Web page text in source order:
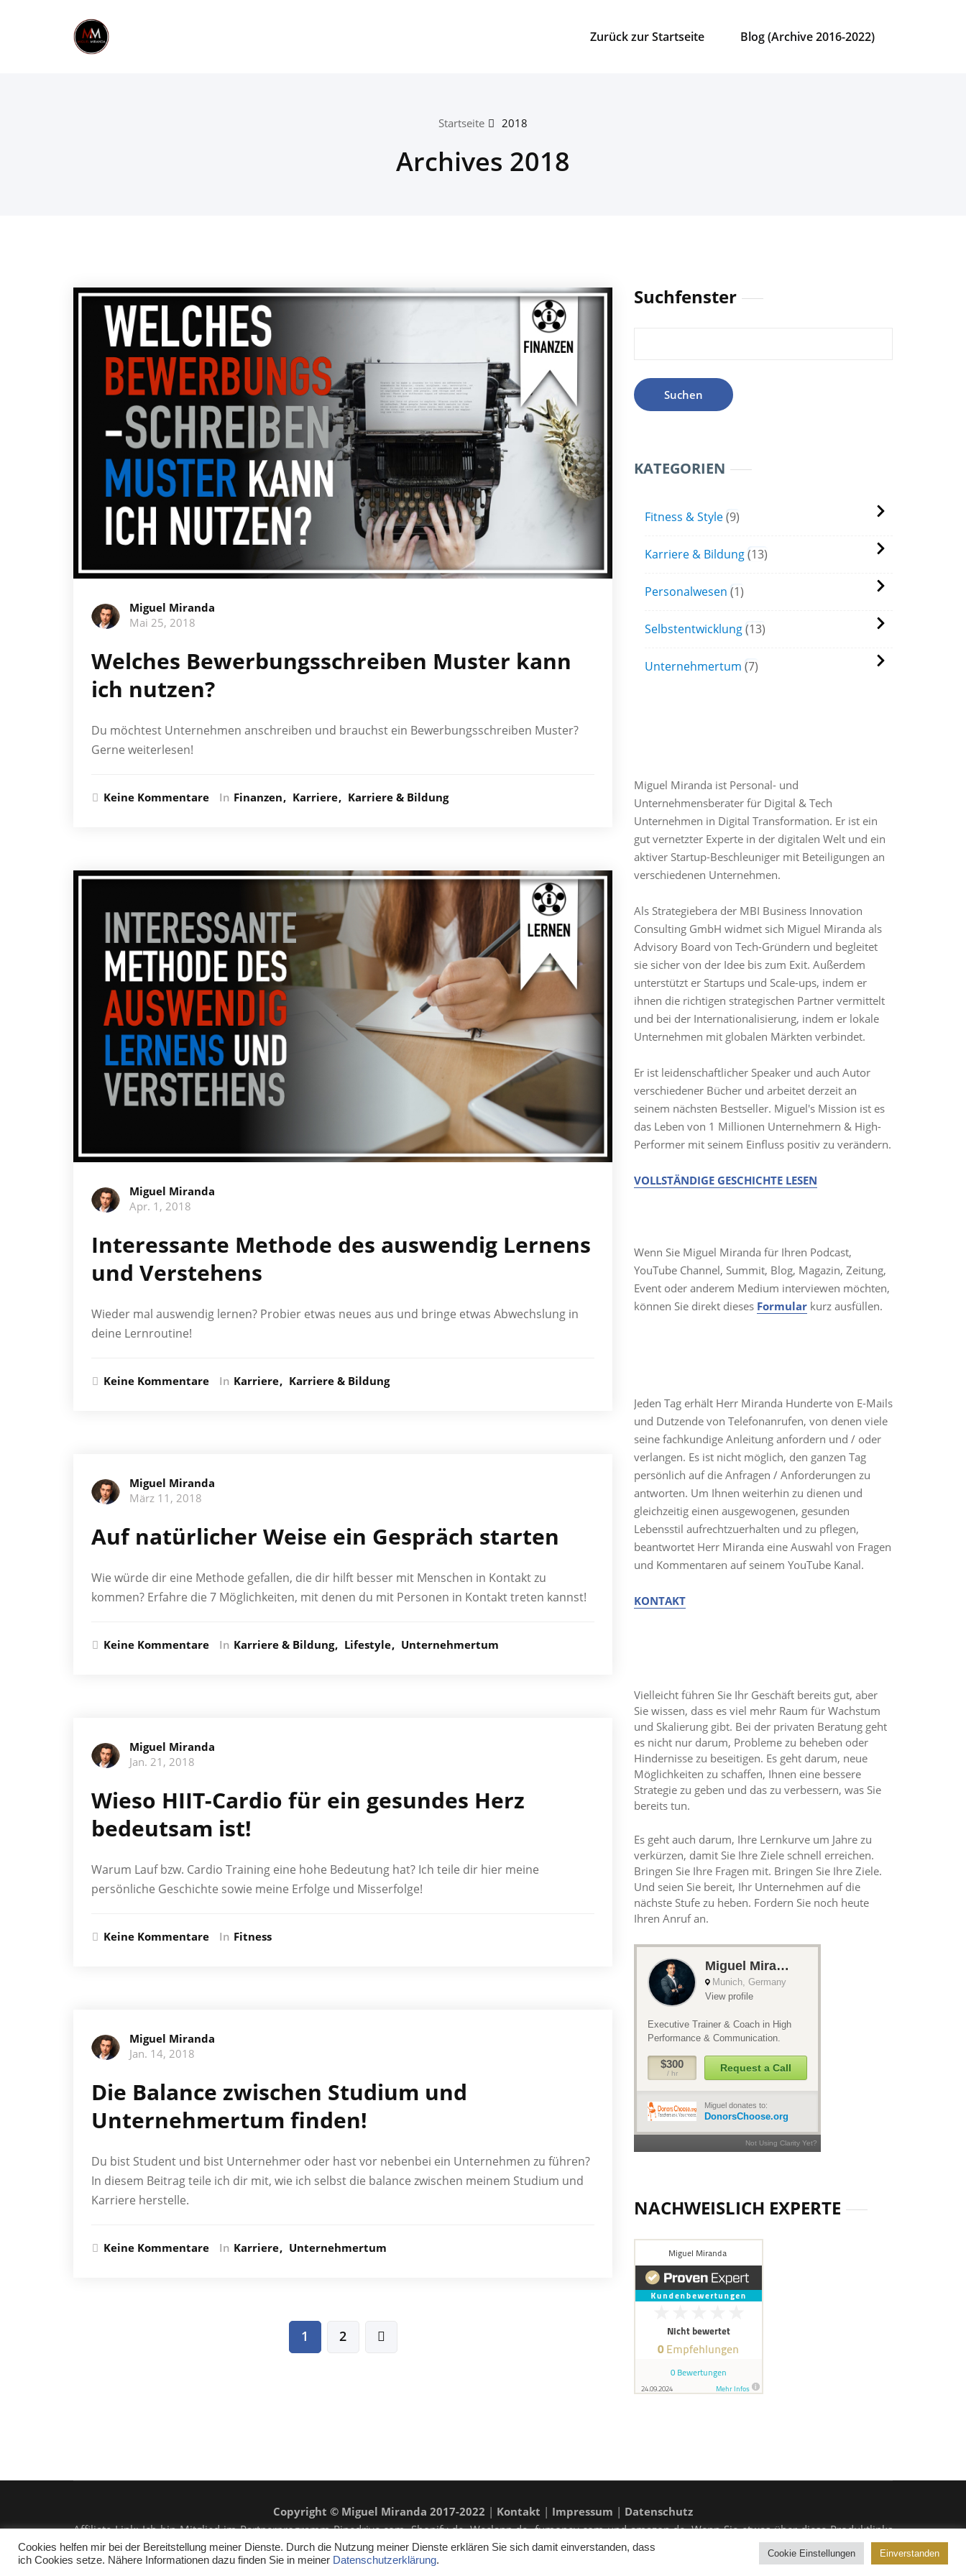
Zurück zur Startseite Blog (Archive 2016-2022)
Startseite 2018
Archives 2018
Miguel Miranda
Mai 25, 2018
Welches Bewerbungsschreiben Muster kann
ich nutzen?
Du möchtest Unternehmen anschreiben und brauchst ein Bewerbungsschreiben Muster?
Gerne weiterlesen!
Keine Kommentare In Finanzen Karriere Karriere & Bildung
Miguel Miranda
Apr. 1, 2018
Interessante Methode des auswendig Lernens
und Verstehens
Wieder mal auswendig lernen? Probier etwas neues aus und bringe etwas Abwechslung in
deine Lernroutine!
Keine Kommentare In Karriere Karriere & Bildung
Miguel Miranda
März 11, 2018
Auf natürlicher Weise ein Gespräch starten
Wie würde dir eine Methode gefallen, die dir hilft besser mit Menschen in Kontakt zu
kommen? Erfahre die 7 Möglichkeiten, mit denen du mit Personen in Kontakt treten kannst!
Keine Kommentare In Karriere & Bildung Lifestyle Unternehmertum
Miguel Miranda
Jan. 21, 2018
Wieso HIIT-Cardio für ein gesundes Herz
bedeutsam ist!
Warum Lauf bzw. Cardio Training eine hohe Bedeutung hat? Ich teile dir hier meine
persönliche Geschichte sowie meine Erfolge und Misserfolge!
Keine Kommentare In Fitness
Miguel Miranda
Jan. 14, 2018
Die Balance zwischen Studium und
Unternehmertum finden!
Du bist Student und bist Unternehmer oder hast vor nebenbei ein Unternehmen zu führen?
In diesem Beitrag teile ich dir mit, wie ich selbst die balance zwischen meinem Studium und
Karriere herstelle.
Keine Kommentare In Karriere Unternehmertum
1 2
Suchfenster
KATEGORIEN
Fitness & Style 9
Karriere & Bildung 13
Personalwesen 1
Selbstentwicklung 13
Unternehmertum 7
Miguel Miranda ist Personal- und
Unternehmensberater für Digital & Tech
Unternehmen in Digital Transformation. Er ist ein
gut vernetzter Experte in der digitalen Welt und ein
aktiver Startup-Beschleuniger mit Beteiligungen an
verschiedenen Unternehmen.
Als Strategiebera der MBI Business Innovation
Consulting GmbH widmet sich Miguel Miranda als
Advisory Board von Tech-Gründern und begleitet
sie sicher von der Idee bis zum Exit. Außerdem
unterstützt er Startups und Scale-ups, indem er
ihnen die richtigen strategischen Partner vermittelt
und bei der Internationalisierung, indem er lokale
Unternehmen mit globalen Märkten verbindet.
Er ist leidenschaftlicher Speaker und auch Autor
verschiedener Bücher und arbeitet derzeit an
seinem nächsten Bestseller. Miguel's Mission ist es
das Leben von 1 Millionen Unternehmern & High-
Performer mit seinem Einfluss positiv zu verändern.
VOLLSTÄNDIGE GESCHICHTE LESEN
Wenn Sie Miguel Miranda für Ihren Podcast,
YouTube Channel, Summit, Blog, Magazin, Zeitung,
Event oder anderem Medium interviewen möchten,
können Sie direkt dieses Formular kurz ausfüllen.
Jeden Tag erhält Herr Miranda Hunderte von E-Mails
und Dutzende von Telefonanrufen, von denen viele
seine fachkundige Anleitung anfordern und / oder
verlangen. Es ist nicht möglich, den ganzen Tag
persönlich auf die Anfragen / Anforderungen zu
antworten. Um Ihnen weiterhin zu dienen und
gleichzeitig einen ausgewogenen, gesunden
Lebensstil aufrechtzuerhalten und zu pflegen,
beantwortet Herr Miranda eine Auswahl von Fragen
und Kommentaren auf seinem YouTube Kanal.
KONTAKT
Vielleicht führen Sie Ihr Geschäft bereits gut, aber
Sie wissen, dass es viel mehr Raum für Wachstum
und Skalierung gibt. Bei der privaten Beratung geht
es nicht nur darum, Probleme zu beheben oder
Hindernisse zu beseitigen. Es geht darum, neue
Möglichkeiten zu schaffen, Ihnen eine bessere
Strategie zu geben und das zu verbessern, was Sie
bereits tun.
Es geht auch darum, Ihre Lernkurve um Jahre zu
verkürzen, damit Sie Ihre Ziele schnell erreichen.
Bringen Sie Ihre Fragen mit. Bringen Sie Ihre Ziele.
Und seien Sie bereit, Ihr Unternehmen auf die
nächste Stufe zu heben. Fordern Sie noch heute
Ihren Anruf an.
NACHWEISLICH EXPERTE
Copyright © Miguel Miranda 2017-2022 | Kontakt | Impressum | Datenschutz
Affiliate-Link: Ich bin Mitglied im Partnerprogramm Pipedrive.com, Shopify.de, Weclapp.de, fumoney.com und amazon.de. Wenn Sie etwas über diese Produktlinks
kaufen, erhalte ich eine kleine Provision, die Ihren Kaufpreis nicht beeinflusst. Weitere Affiliatelinks sind mit einem Stern (*) gekennzeichet.
Cookies helfen mir bei der Bereitstellung meiner Dienste. Durch die Nutzung meiner Dienste erklären Sie sich damit einverstanden, dass
ich Cookies setze. Nähere Informationen dazu finden Sie in meiner Datenschutzerklärung.
Cookie Einstellungen Einverstanden